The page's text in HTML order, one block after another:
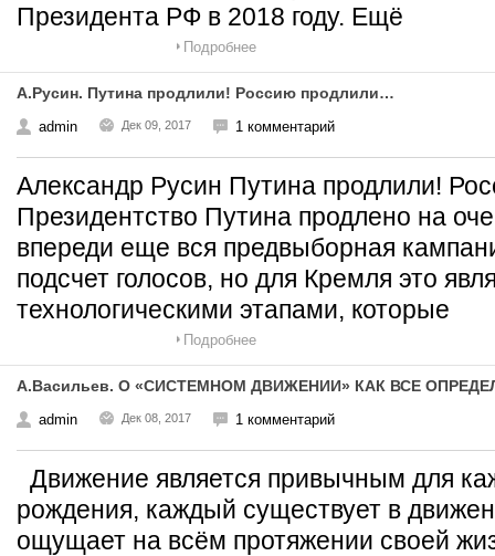
Президента РФ в 2018 году. Ещё
Подробнее
А.Русин. Путина продлили! Россию продлили…
admin Дек 09, 2017 1 комментарий
Александр Русин Путина продлили!
Президентство Путина продлено на
впереди еще вся предвыборная
подсчет голосов, но для Кремля это
технологическими этапами, которые
Подробнее
А.Васильев. О «СИСТЕМНОМ ДВИЖЕНИИ» КАК ВСЕ
admin Дек 08, 2017 1 комментарий
Движение является привычным для
рождения, каждый существует в
ощущает на всём протяжении своей